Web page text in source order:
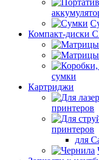
Компакт-диски
сумки
Картриджи
принтеров
принтеров
для